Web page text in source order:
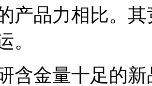
产品力相比。
。
含金量十足的